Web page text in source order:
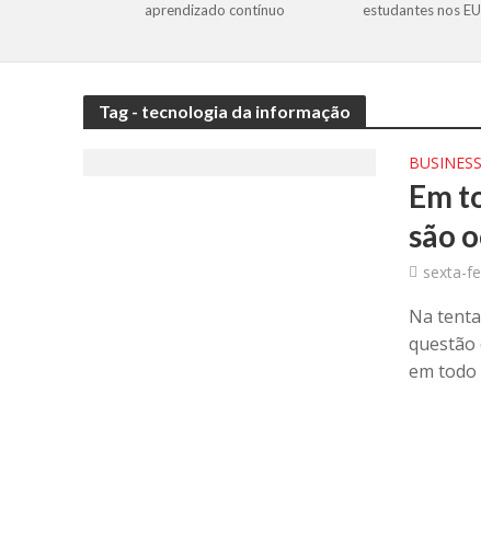
aprendizado contínuo
estudantes nos
Tag - tecnologia da informação
BUSINESS
Em
são
sexta-
Na
questão
em todo